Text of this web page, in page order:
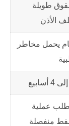
طويلة
الأذن
يحمل مخاطر
عملية
منفصلة